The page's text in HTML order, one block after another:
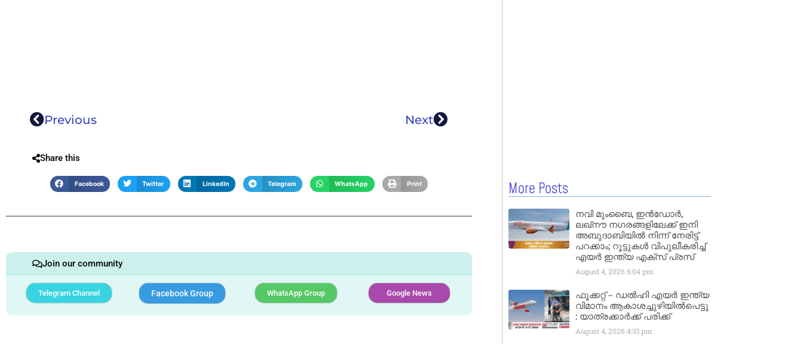
Previous Next
Share this
Facebook Twitter LinkedIn Telegram WhatsApp Print
Join our community
Telegram Channel Facebook Group WhatsApp Group Google News
More Posts
നവി മുംബൈ, ഇൻഡോർ,
ലഖ്നൗ നഗരങ്ങളിലേക്ക് ഇനി
അബുദാബിയിൽ നിന്ന് നേരിട്ട്
പറക്കാം; റൂട്ടുകൾ വിപുലീകരിച്ച്
എയർ ഇന്ത്യ എക്സ് പ്രസ്
August 4, 2026 8:04 pm
ഫൂക്കറ്റ് – ഡൽഹി എയര്‍ ഇന്ത്യ
വിമാനം ആകാശച്ചുഴിയില്‍പെട്ടു
: യാത്രക്കാര്‍ക്ക് പരിക്ക്
August 4, 2026 4:33 pm